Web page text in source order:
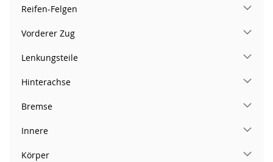
Reifen-Felgen
Vorderer Zug
Lenkungsteile
Hinterachse
Bremse
Innere
Körper